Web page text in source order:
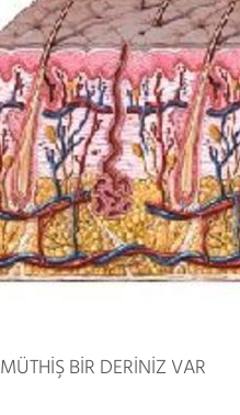
MÜTHİŞ BİR DERİNİZ VAR